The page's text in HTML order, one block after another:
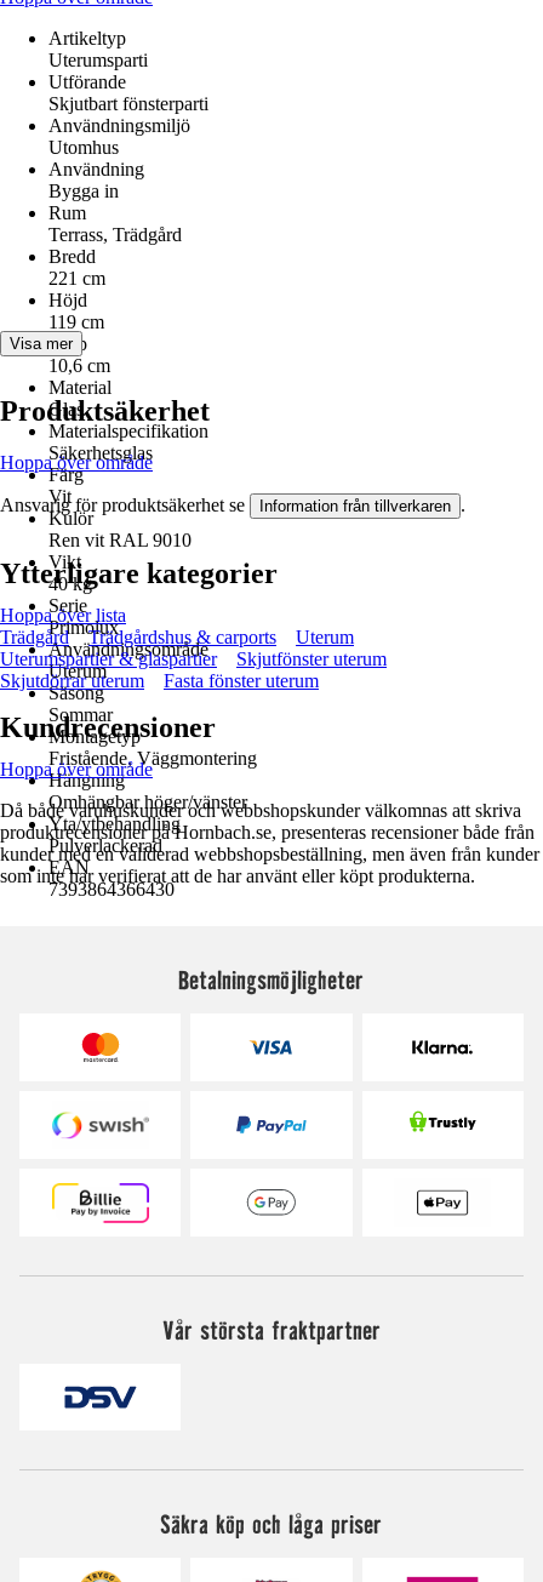
Artikeltyp
Uterumsparti
Utförande
Skjutbart fönsterparti
Användningsmiljö
Utomhus
Användning
Bygga in
Rum
Terrass, Trädgård
Bredd
221 cm
Höjd
119 cm
Djup
10,6 cm
Material
Glas
Materialspecifikation
Säkerhetsglas
Färg
Vit
Kulör
Ren vit RAL 9010
Vikt
40 kg
Serie
Primolux
Användningsområde
Uterum
Säsong
Sommar
Montagetyp
Fristående, Väggmontering
Hängning
Omhängbar höger/vänster
Yta/ytbehandling
Pulverlackerad
EAN
7393864366430
Visa mer
Produktsäkerhet
Hoppa över område
Ansvarig för produktsäkerhet se Information från tillverkaren .
Ytterligare kategorier
Hoppa över lista
Trädgård
Trädgårdshus & carports
Uterum
Uterumspartier & glaspartier
Skjutfönster uterum
Skjutdörrar uterum
Fasta fönster uterum
Kundrecensioner
Hoppa över område
Då både varuhuskunder och webbshopskunder välkomnas att skriva
produktrecensioner på Hornbach.se, presenteras recensioner både från
kunder med en validerad webbshopsbeställning, men även från kunder
som inte har verifierat att de har använt eller köpt produkterna.
Betalningsmöjligheter
Vår största fraktpartner
Säkra köp och låga priser